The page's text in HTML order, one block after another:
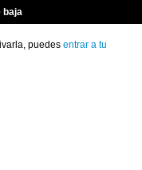
baja
puedes entrar a tu